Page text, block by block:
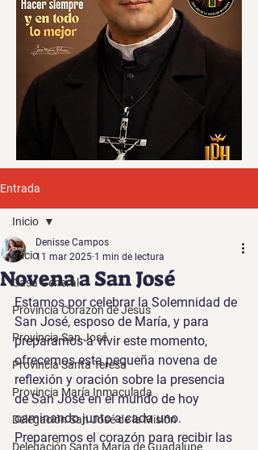
Entrada
Inicio
Casa General
Provincia Corazón de Jesús
Provincia San José
Provincia Santa Teresa
Provincia María Inmaculada
Delegación San José de la Misión
Delegación Santa María de Guadalupe
Inicio
Novena a San José
Denisse Campos
11 mar 2025 1 min de lectura
Estamos por celebrar la Solemnidad de
San José, esposo de María, y para
prepararnos a vivir este momento,
ofrecemos esta pequeña novena de
reflexión y oración sobre la presencia
de San José en el mundo de hoy
caminando junto a cada uno.
Preparemos el corazón para recibir las